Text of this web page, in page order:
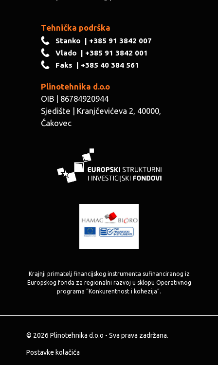
Tehnička podrška
Stanko | +385 91 3842 007
Vlado | +385 91 3842 001
Faks | +385 40 384 561
Plinotehnika d.o.o
OIB | 86784920944
Sjedište | ​Kranjčevićeva 2, 40000,
Čakovec
Krajnji primatelj financijskog instrumenta sufinanciranog iz
Europskog fonda za regionalni razvoj u sklopu Operativnog
programa “Konkurentnost i kohezija”.
© 2026 Plinotehnika d.o.o - Sva prava zadržana.
Postavke kolačića